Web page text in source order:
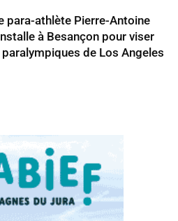
para-athlète Pierre-Antoine
à Besançon pour viser
de Los Angeles